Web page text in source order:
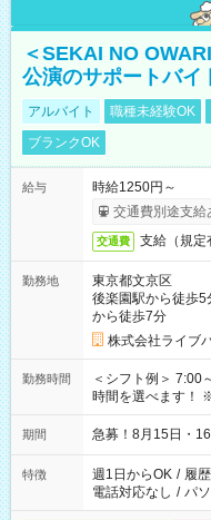
＜SEKAI NO
公演のサポートバイ
アルバイト 職種未経験OK
ブランクOK
給与
時給1250円～
交通費別途支給
交通費 支給（規定
勤務地
東京都文京区
後楽園駅から徒歩5
から徒歩7分
株式会社ライブ
勤務時間
＜シフト例＞ 7:00～23:00
時間を選べます！
期間 急募！8月15日・16
特徴 週1日からOK / 履
電話対応なし / パ